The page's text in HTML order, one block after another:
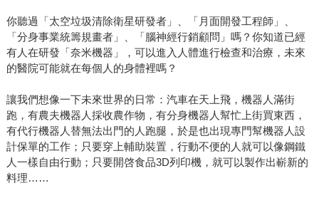
你聽過「太空垃圾清除衛星研發者」、「月面開發工程師」、
「分身事業統籌規畫者」、「腦神經行銷顧問」嗎？你知道已經
有人在研發「奈米機器」，可以進入人體進行檢查和治療，未來
的醫院可能就在每個人的身體裡嗎？
讓我們想像一下未來世界的日常：汽車在天上飛，機器人滿街
跑，有農夫機器人採收農作物，有分身機器人幫忙上街買東西，
有代行機器人替無法出門的人跑腿，於是也出現專門幫機器人設
計保單的工作；只要穿上輔助裝置，行動不便的人就可以像鋼鐵
人一樣自由行動；只要開啓食品3D列印機，就可以製作出嶄新的
料理……